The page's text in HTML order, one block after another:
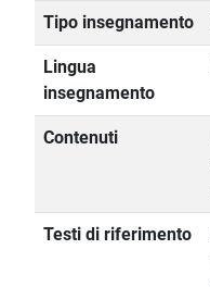
Tipo insegnamento
Lingua
insegnamento
Contenuti
Testi di riferimento